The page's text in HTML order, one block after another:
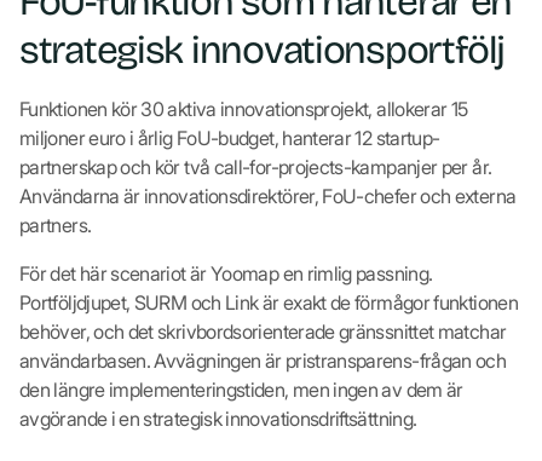
strategisk innovationsportfölj
Funktionen kör 30 aktiva innovationsprojekt, allokerar 15
miljoner euro i årlig FoU-budget, hanterar 12 startup-
partnerskap och kör två call-for-projects-kampanjer per år.
Användarna är innovationsdirektörer, FoU-chefer och externa
partners.
För det här scenariot är Yoomap en rimlig passning.
Portföljdjupet, SURM och Link är exakt de förmågor funktionen
behöver, och det skrivbordsorienterade gränssnittet matchar
användarbasen. Avvägningen är pristransparens-frågan och
den längre implementeringstiden, men ingen av dem är
avgörande i en strategisk innovationsdriftsättning.